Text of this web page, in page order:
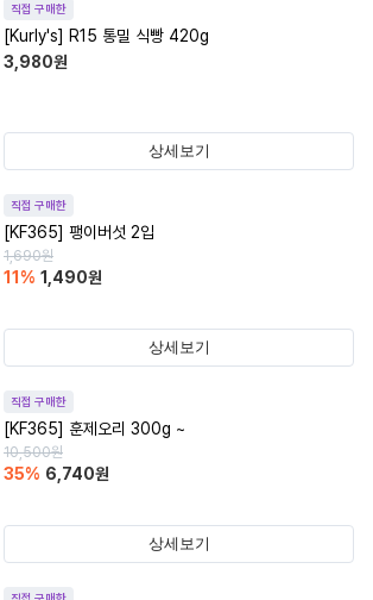
직접 구매한
[Kurly's] R15 통밀 식빵 420g
3,980원
상세보기
직접 구매한
[KF365] 팽이버섯 2입
1,690원
11 % 1,490원
상세보기
직접 구매한
[KF365] 훈제오리 300g ~
10,500원
35% 6,740원
상세보기